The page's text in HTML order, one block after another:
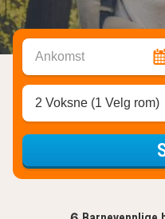
Ankomst
2 Voksne (1 Velg rom)